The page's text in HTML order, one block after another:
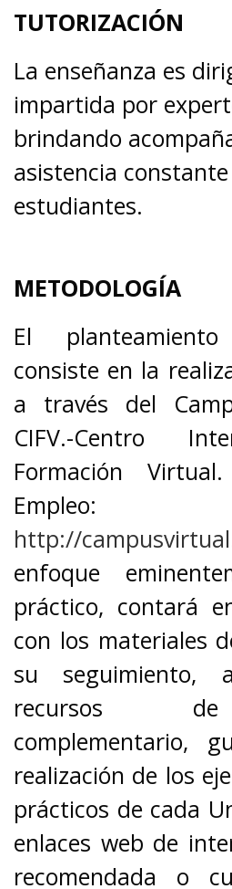
TUTORIZACIÓN
La enseñanza es
impartida por
brindando
asistencia
estudiantes.
METODOLOGÍA
El planteamiento
consiste en la
a través del
CIFV.-Centro
Formación
Empleo:
http://
enfoque
práctico, contará
con los materiales
su seguimiento,
recursos
complementario,
realización de los
prácticos de cada
enlaces web de
recomendada o